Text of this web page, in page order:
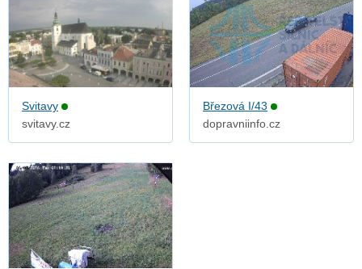
Svitavy
svitavy.cz
Březová I/43
dopravniinfo.cz